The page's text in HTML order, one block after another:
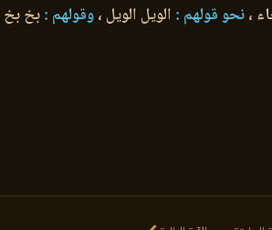
،نحو قولهم : الويل الويل ،وقولهم :بخ بخ